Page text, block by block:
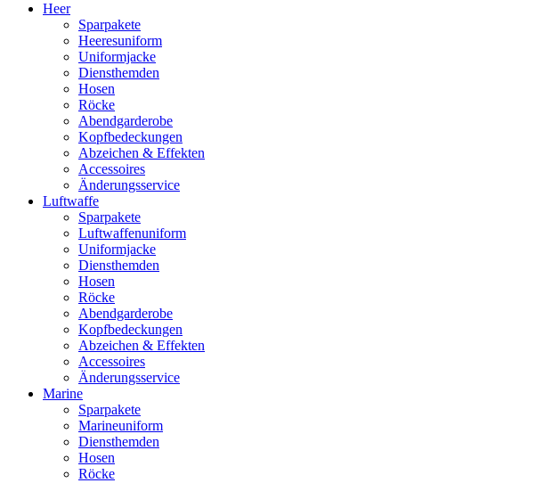
Heer
Sparpakete
Heeresuniform
Uniformjacke
Diensthemden
Hosen
Röcke
Abendgarderobe
Kopfbedeckungen
Abzeichen & Effekten
Accessoires
Änderungsservice
Luftwaffe
Sparpakete
Luftwaffenuniform
Uniformjacke
Diensthemden
Hosen
Röcke
Abendgarderobe
Kopfbedeckungen
Abzeichen & Effekten
Accessoires
Änderungsservice
Marine
Sparpakete
Marineuniform
Diensthemden
Hosen
Röcke